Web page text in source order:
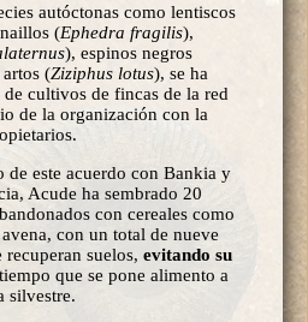
autóctonas como lentiscos
(Ephedra fragilis),
), espinos negros
(Ziziphus lotus), se ha
cultivos de fincas de la red
de la organización con la
de este acuerdo con Bankia y
Acude ha sembrado 20
con cereales como
con un total de nueve
recuperan suelos, evitando su
que se pone alimento a
silvestre.